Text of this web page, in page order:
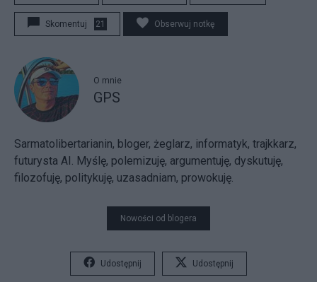
Skomentuj 21 Obserwuj notkę
O mnie
GPS
Sarmatolibertarianin, bloger, żeglarz, informatyk, trajkkarz,
futurysta AI. Myślę, polemizuję, argumentuję, dyskutuję,
filozofuję, politykuję, uzasadniam, prowokuję.
Nowości od blogera
Udostępnij Udostępnij